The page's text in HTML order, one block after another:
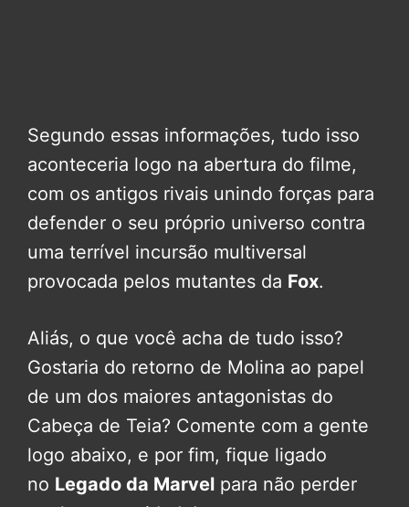
Segundo essas informações, tudo isso
aconteceria logo na abertura do filme,
com os antigos rivais unindo forças para
defender o seu próprio universo contra
uma terrível incursão multiversal
provocada pelos mutantes da Fox.
Aliás, o que você acha de tudo isso?
Gostaria do retorno de Molina ao papel
de um dos maiores antagonistas do
Cabeça de Teia? Comente com a gente
logo abaixo, e por fim, fique ligado
no Legado da Marvel para não perder